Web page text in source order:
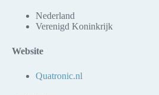
Nederland
Verenigd Koninkrijk
Website
Quatronic.nl